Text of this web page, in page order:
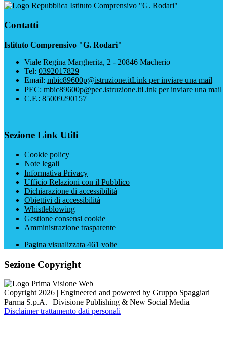
Istituto Comprensivo "G. Rodari"
Contatti
Istituto Comprensivo "G. Rodari"
Viale Regina Margherita, 2 - 20846 Macherio
Tel: 0392017829
Email: mbic89600p@istruzione.itLink per inviare una mail
PEC: mbic89600p@pec.istruzione.itLink per inviare una mail
C.F.: 85009290157
Sezione Link Utili
Cookie policy
Note legali
Informativa Privacy
Ufficio Relazioni con il Pubblico
Dichiarazione di accessibilità
Obiettivi di accessibilità
Whistleblowing
Gestione consensi cookie
Amministrazione trasparente
Pagina visualizzata 461 volte
Sezione Copyright
Copyright 2026 | Engineered and powered by Gruppo Spaggiari
Parma S.p.A. | Divisione Publishing & New Social Media
Disclaimer trattamento dati personali